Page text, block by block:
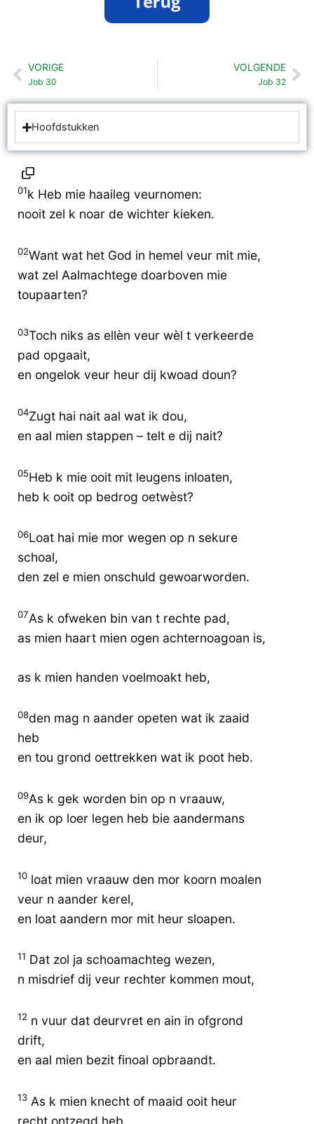
Vorige
VORIGE
Job 30
VOLGENDE
Job 32
Hoofdstukken
01k Heb mie haaileg veurnomen:
nooit zel k noar de wichter kieken.
02Want wat het God in hemel veur mit mie,
wat zel Aalmachtege doarboven mie
toupaarten?
03Toch niks as ellèn veur wèl t verkeerde
pad opgaait,
en ongelok veur heur dij kwoad doun?
04Zugt hai nait aal wat ik dou,
en aal mien stappen – telt e dij nait?
05Heb k mie ooit mit leugens inloaten,
heb k ooit op bedrog oetwèst?
06Loat hai mie mor wegen op n sekure
schoal,
den zel e mien onschuld gewoarworden.
07As k ofweken bin van t rechte pad,
as mien haart mien ogen achternoagoan is,
as k mien handen voelmoakt heb,
08den mag n aander opeten wat ik zaaid
heb
en tou grond oettrekken wat ik poot heb.
09As k gek worden bin op n vraauw,
en ik op loer legen heb bie aandermans
deur,
10 loat mien vraauw den mor koorn moalen
veur n aander kerel,
en loat aandern mor mit heur sloapen.
11 Dat zol ja schoamachteg wezen,
n misdrief dij veur rechter kommen mout,
12 n vuur dat deurvret en ain in ofgrond
drift,
en aal mien bezit finoal opbraandt.
13 As k mien knecht of maaid ooit heur
recht ontzegd heb